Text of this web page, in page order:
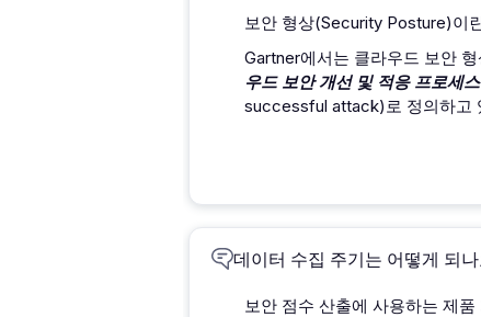
보안 형상(Security Posture)이
Gartner에서는 클라우드 보안
우드 보안 개선 및 적응 프로세스
successful attack)로 정의하고
데이터 수집 주기는 어떻게 되
보안 점수 산출에 사용하는 제